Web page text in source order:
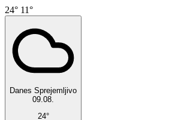
24° 11°
Danes Sprejemljivo
09.08.
24°